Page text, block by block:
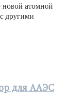
новой атомной
другими
для ААЭС